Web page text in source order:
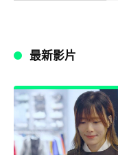
最新影片